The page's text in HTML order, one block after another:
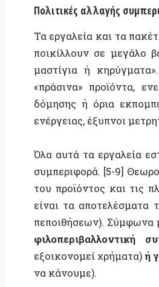
Όλα αυτά τα εργαλεία
συμπεριφορά. [5-9]
του προϊόντος και τις
είναι τα αποτελέσματα
πεποιθήσεων). Σύμφωνα με
φιλοπεριβαλλοντική
εξοικονομεί χρήματα)ή για
να κάνουμε).
Ωστόσο, πολλές
κανονιστικών λόγων. Η
λιγότερο ευχάριστη
καταβάλλουν προσπάθεια
τους ερευνητές της
συμπίπτουν απαραιτήτως
μεταξύ αξιών και πράξης»
Για να καλυφθεί αυτό το